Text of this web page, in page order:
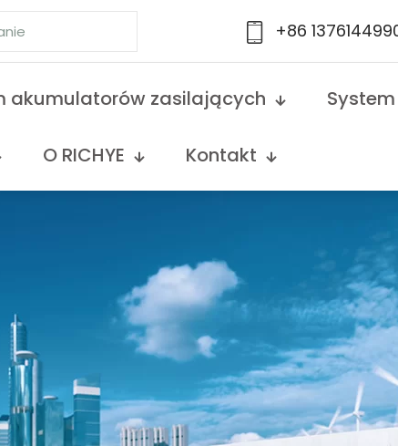
+86
akumulatorów zasilających
O RICHYE Kontakt